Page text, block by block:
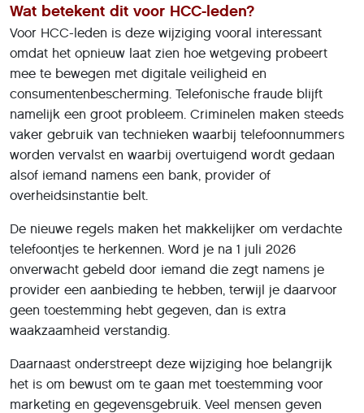
Wat betekent dit voor HCC-leden?
Voor HCC-leden is deze wijziging vooral interessant
omdat het opnieuw laat zien hoe wetgeving probeert
mee te bewegen met digitale veiligheid en
consumentenbescherming. Telefonische fraude blijft
namelijk een groot probleem. Criminelen maken steeds
vaker gebruik van technieken waarbij telefoonnummers
worden vervalst en waarbij overtuigend wordt gedaan
alsof iemand namens een bank, provider of
overheidsinstantie belt.
De nieuwe regels maken het makkelijker om verdachte
telefoontjes te herkennen. Word je na 1 juli 2026
onverwacht gebeld door iemand die zegt namens je
provider een aanbieding te hebben, terwijl je daarvoor
geen toestemming hebt gegeven, dan is extra
waakzaamheid verstandig.
Daarnaast onderstreept deze wijziging hoe belangrijk
het is om bewust om te gaan met toestemming voor
marketing en gegevensgebruik. Veel mensen geven